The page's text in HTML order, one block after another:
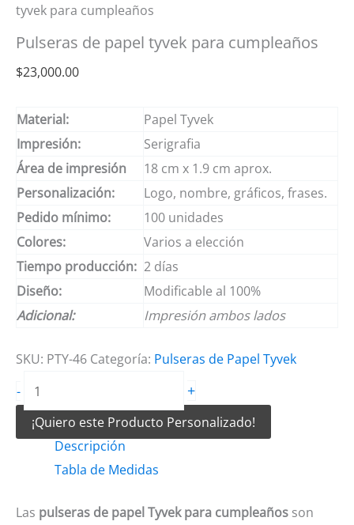
tyvek para cumpleaños
Pulseras de papel tyvek para cumpleaños
$23,000.00
Material:
Papel Tyvek
Impresión:
Serigrafia
Área de impresión
18 cm x 1.9 cm aprox.
Personalización:
Logo, nombre, gráficos, frases.
Pedido mínimo:
100 unidades
Colores:
Varios a elección
Tiempo producción: 2 días
Diseño:
Modificable al 100%
Adicional:
Impresión ambos lados
SKU: PTY-46 Categoría: Pulseras de Papel Tyvek
-
de
papel
+
¡Quiero este Producto Personalizado!
Descripción
Tabla de Medidas
Las pulseras de papel Tyvek para cumpleaños son